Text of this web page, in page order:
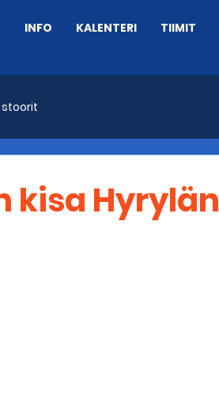
INFO KALENTERI TIIMIT
kisa Hyrylän